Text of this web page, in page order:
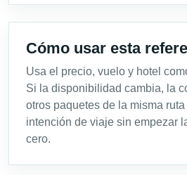
Cómo usar esta
Usa el precio, vuelo y hotel
Si la disponibilidad cambia, la
otros paquetes de la misma
intención de viaje sin empezar
cero.